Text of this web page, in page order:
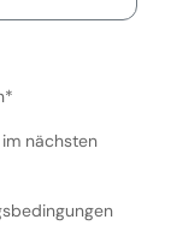
nächsten